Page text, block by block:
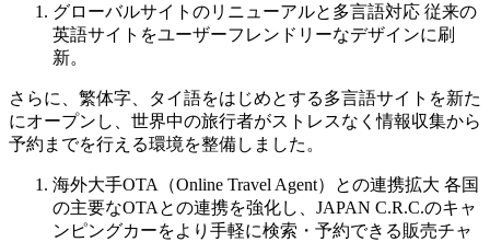
グローバルサイトのリニューアルと多言語対応 従来の
英語サイトをユーザーフレンドリーなデザインに刷
新。
さらに、繁体字、タイ語をはじめとする多言語サイトを新た
にオープンし、世界中の旅行者がストレスなく情報収集から
予約までを行える環境を整備しました。
海外大手OTA（Online Travel Agent）との連携拡大 各国
の主要なOTAとの連携を強化し、JAPAN C.R.C.のキャ
ンピングカーをより手軽に検索・予約できる販売チャ